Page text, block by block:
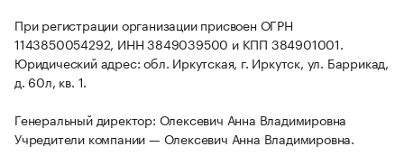
При регистрации организации присвоен ОГРН
1143850054292, ИНН 3849039500 и КПП 384901001.
Юридический адрес: обл. Иркутская, г. Иркутск, ул. Баррикад,
д. 60л, кв. 1.
Генеральный директор: Олексевич Анна Владимировна
Учредители компании — Олексевич Анна Владимировна.